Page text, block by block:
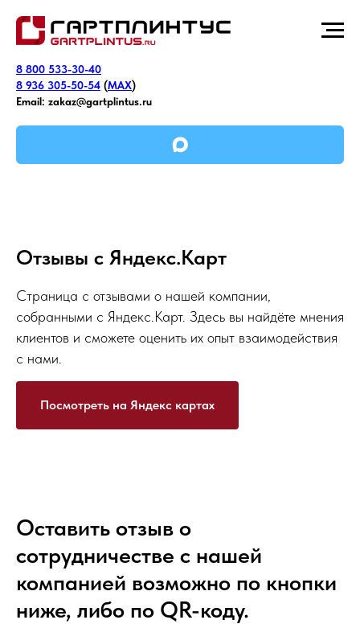
8 800 533-30-40
8 936 305-50-54 (MAX)
Email: zakaz@gartplintus.ru
Отзывы с Яндекс.Карт
Страница с отзывами о нашей компании,
собранными с Яндекс.Карт. Здесь вы найдёте мнения
клиентов и сможете оценить их опыт взаимодействия
с нами.
Посмотреть на Яндекс картах
Оставить отзыв о
сотрудничестве с нашей
компанией возможно по кнопки
ниже, либо по QR-коду.